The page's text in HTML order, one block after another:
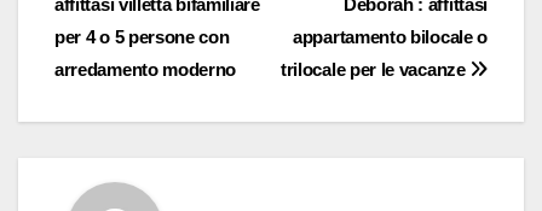
articoli
Deborah : affittasi
appartamento bilocale o
trilocale per le vacanze
affittasi villetta bifamiliare
per 4 o 5 persone con
arredamento moderno